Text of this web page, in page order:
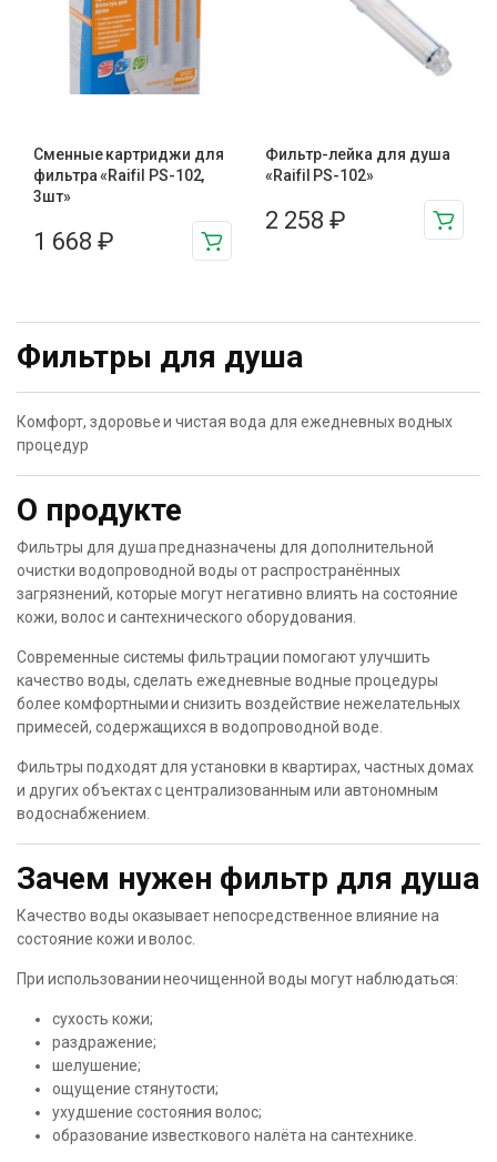
Сменные картриджи для
фильтра «Raifil PS-102,
3шт»
1 668 ₽
Фильтр-лейка для душа
«Raifil PS-102»
2 258 ₽
Фильтры для душа
Комфорт, здоровье и чистая вода для ежедневных водных
процедур
О продукте
Фильтры для душа предназначены для дополнительной
очистки водопроводной воды от распространённых
загрязнений, которые могут негативно влиять на состояние
кожи, волос и сантехнического оборудования.
Современные системы фильтрации помогают улучшить
качество воды, сделать ежедневные водные процедуры
более комфортными и снизить воздействие нежелательных
примесей, содержащихся в водопроводной воде.
Фильтры подходят для установки в квартирах, частных домах
и других объектах с централизованным или автономным
водоснабжением.
Зачем нужен фильтр для душа
Качество воды оказывает непосредственное влияние на
состояние кожи и волос.
При использовании неочищенной воды могут наблюдаться:
сухость кожи;
раздражение;
шелушение;
ощущение стянутости;
ухудшение состояния волос;
образование известкового налёта на сантехнике.